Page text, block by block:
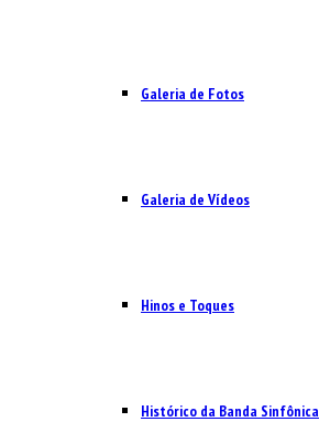
Galeria de Fotos
Galeria de Vídeos
Hinos e Toques
Histórico da Banda Sinfônica